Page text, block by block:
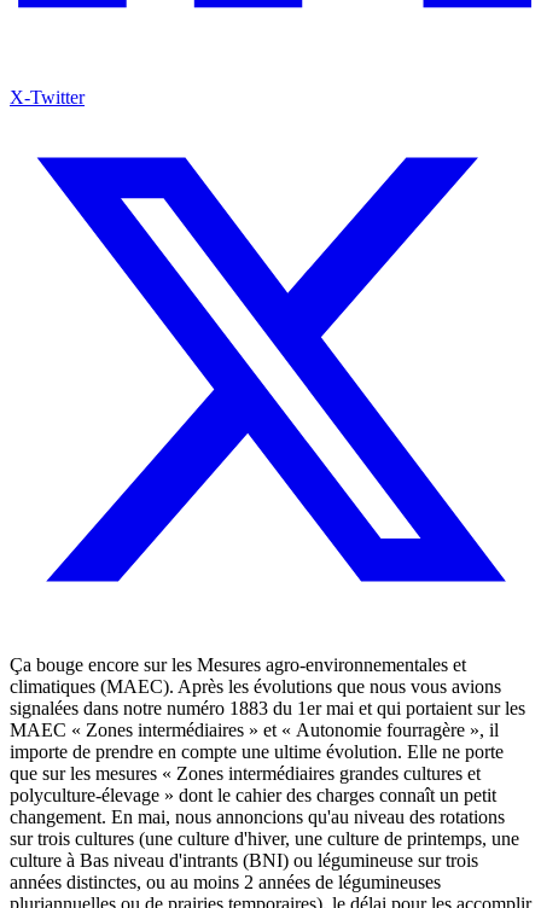
X-Twitter
Ça bouge encore sur les Mesures agro-environnementales et
climatiques (MAEC). Après les évolutions que nous vous avions
signalées dans notre numéro 1883 du 1er mai et qui portaient sur les
MAEC « Zones intermédiaires » et « Autonomie fourragère », il
importe de prendre en compte une ultime évolution. Elle ne porte
que sur les mesures « Zones intermédiaires grandes cultures et
polyculture-élevage » dont le cahier des charges connaît un petit
changement. En mai, nous annoncions qu'au niveau des rotations
sur trois cultures (une culture d'hiver, une culture de printemps, une
culture à Bas niveau d'intrants (BNI) ou légumineuse sur trois
années distinctes, ou au moins 2 années de légumineuses
pluriannuelles ou de prairies temporaires), le délai pour les accomplir